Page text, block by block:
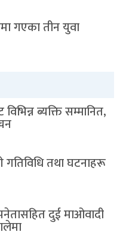
गएका तीन युवा
ब्यक्ति सम्मानित,
गतिविधि तथा घटनाहरू
दुई माओवादी